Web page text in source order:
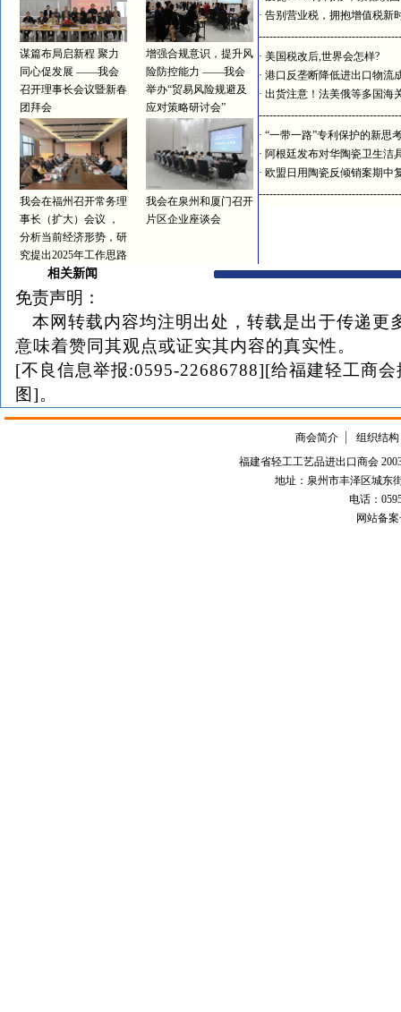
谋篇布局启新程 聚力
同心促发展 ——我会
召开理事长会议暨新春
团拜会
增强合规意识，提升风
险防控能力 ——我会
举办“贸易风险规避及
应对策略研讨会”
我会在福州召开常务理
事长（扩大）会议 ，
分析当前经济形势，研
究提出2025年工作思路
我会在泉州和厦门召开
片区企业座谈会
· 告别营业税，拥抱增值税新
· 美国税改后,世界会怎样?
· 港口反垄断降低进出口物流
· 出货注意！法美俄等多国海
· “一带一路”专利保护的新思
· 阿根廷发布对华陶瓷卫生洁
· 欧盟日用陶瓷反倾销案期中
相关新闻
免责声明：
本网转载内容均注明出处，转载是出于传递更
意味着赞同其观点或证实其内容的真实性。
[不良信息举报:0595-22686788][给福建轻工商
图]。
商会简介
组织结构
福建省轻工工艺品进出口商会
地址：泉州市丰泽区城东
电话：0595-
网站备